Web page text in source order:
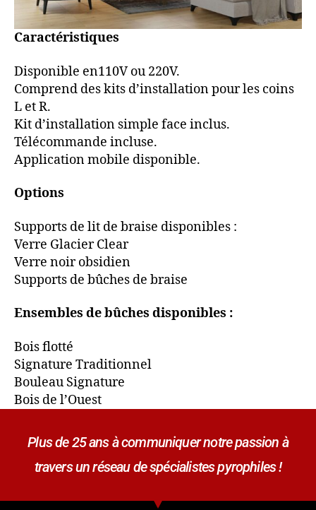
Caractéristiques
Disponible en110V ou 220V.
Comprend des kits d’installation pour les coins
L et R.
Kit d’installation simple face inclus.
Télécommande incluse.
Application mobile disponible.
Options
Supports de lit de braise disponibles :
Verre Glacier Clear
Verre noir obsidien
Supports de bûches de braise
Ensembles de bûches disponibles :
Bois flotté
Signature Traditionnel
Bouleau Signature
Bois de l’Ouest
Plus de 25 ans à communiquer notre passion à
travers un réseau de spécialistes pyrophiles !